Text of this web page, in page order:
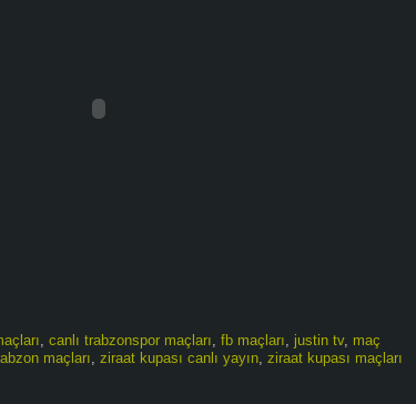
, canlı trabzonspor maçları, fb maçları, justin tv, maç
maçları, ziraat kupası canlı yayın, ziraat kupası maçları